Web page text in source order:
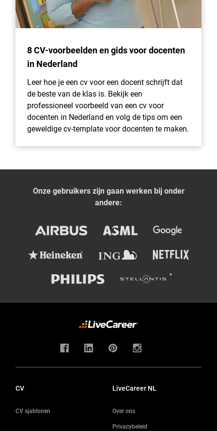
8 CV-voorbeelden en gids voor docenten
in Nederland
Leer hoe je een cv voor een docent schrijft dat
de beste van de klas is. Bekijk een
professioneel voorbeeld van een cv voor
docenten in Nederland en volg de tips om een
geweldige cv-template voor docenten te maken.
Onze gebruikers zijn gaan werken bij onder
andere:
CV
CV sjablonen
LiveCareer NL
Over ons
Privacybeleid